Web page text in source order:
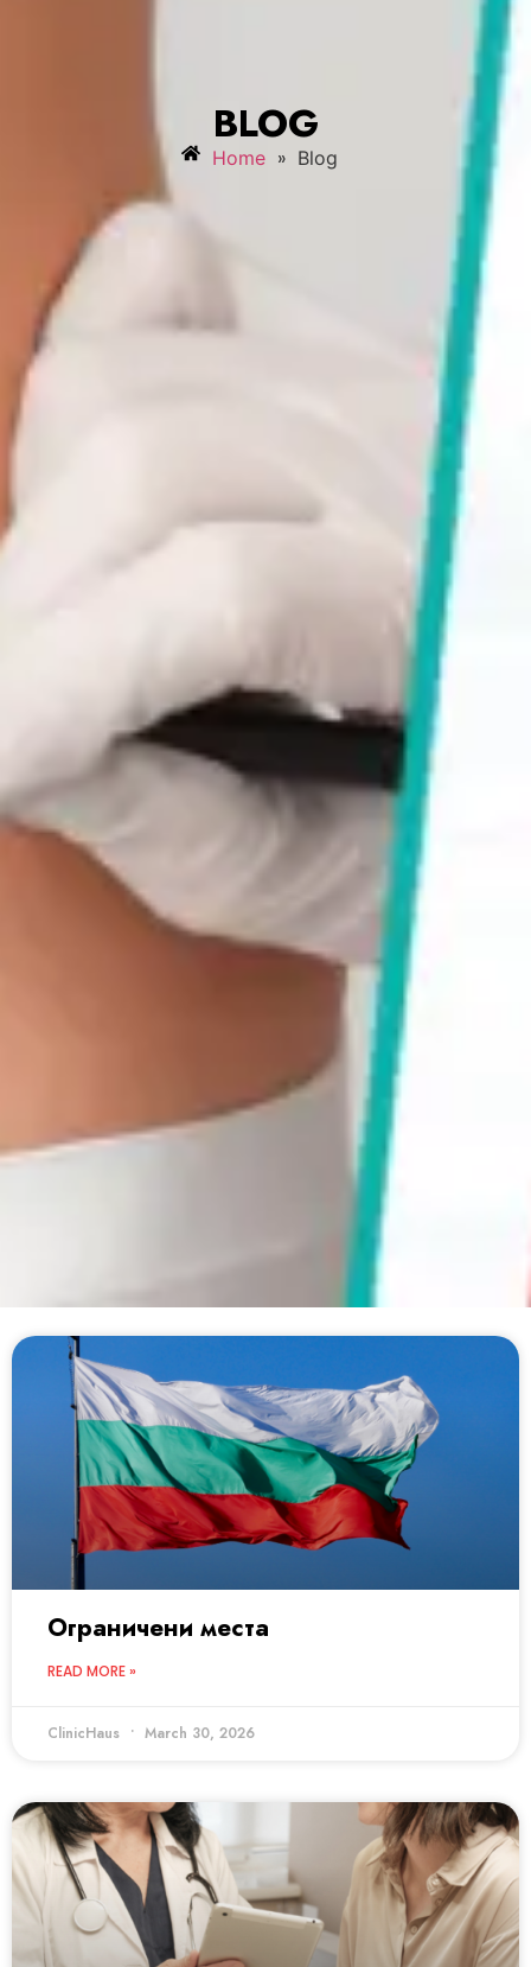
BLOG
Home » Blog
Ограничени места
READ MORE »
ClinicHaus March 30, 2026